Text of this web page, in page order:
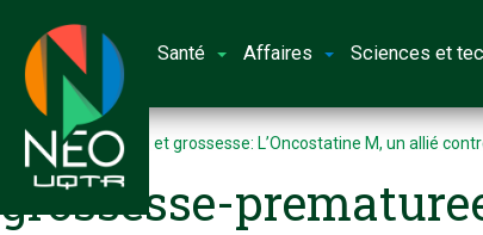
Santé Affaires Sciences et
Accueil Immunité et grossesse: L’Oncostatine M, un allié
grossesse-